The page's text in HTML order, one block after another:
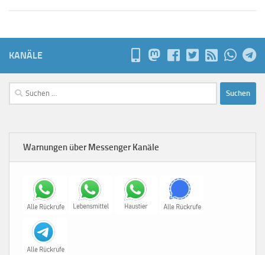
KANÄLE
Suchen
nach:
Warnungen über Messenger Kanäle